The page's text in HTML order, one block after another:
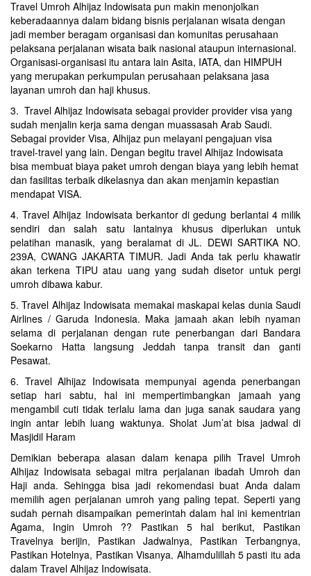
Travel Umroh Alhijaz Indowisata pun makin menonjolkan
keberadaannya dalam bidang bisnis perjalanan wisata dengan
jadi member beragam organisasi dan komunitas perusahaan
pelaksana perjalanan wisata baik nasional ataupun internasional.
Organisasi-organisasi itu antara lain Asita, IATA, dan HIMPUH
yang merupakan perkumpulan perusahaan pelaksana jasa
layanan umroh dan haji khusus.
3. Travel Alhijaz Indowisata sebagai provider provider visa yang
sudah menjalin kerja sama dengan muassasah Arab Saudi.
Sebagai provider Visa, Alhijaz pun melayani pengajuan visa
travel-travel yang lain. Dengan begitu travel Alhijaz Indowisata
bisa membuat biaya paket umroh dengan biaya yang lebih hemat
dan fasilitas terbaik dikelasnya dan akan menjamin kepastian
mendapat VISA.
4. Travel Alhijaz Indowisata berkantor di gedung berlantai 4 milik
sendiri dan salah satu lantainya khusus diperlukan untuk
pelatihan manasik, yang beralamat di JL. DEWI SARTIKA NO.
239A, CWANG JAKARTA TIMUR. Jadi Anda tak perlu khawatir
akan terkena TIPU atau uang yang sudah disetor untuk pergi
umroh dibawa kabur.
5. Travel Alhijaz Indowisata memakai maskapai kelas dunia Saudi
Airlines / Garuda Indonesia. Maka jamaah akan lebih nyaman
selama di perjalanan dengan rute penerbangan dari Bandara
Soekarno Hatta langsung Jeddah tanpa transit dan ganti
Pesawat.
6. Travel Alhijaz Indowisata mempunyai agenda penerbangan
setiap hari sabtu, hal ini mempertimbangkan jamaah yang
mengambil cuti tidak terlalu lama dan juga sanak saudara yang
ingin antar lebih luang waktunya. Sholat Jum’at bisa jadwal di
Masjidil Haram
Demikian beberapa alasan dalam kenapa pilih Travel Umroh
Alhijaz Indowisata sebagai mitra perjalanan ibadah Umroh dan
Haji anda. Sehingga bisa jadi rekomendasi buat Anda dalam
memilih agen perjalanan umroh yang paling tepat. Seperti yang
sudah pernah disampaikan pemerintah dalam hal ini kementrian
Agama, Ingin Umroh ?? Pastikan 5 hal berikut, Pastikan
Travelnya berijin, Pastikan Jadwalnya, Pastikan Terbangnya,
Pastikan Hotelnya, Pastikan Visanya. Alhamdulillah 5 pasti itu ada
dalam Travel Alhijaz Indowisata.